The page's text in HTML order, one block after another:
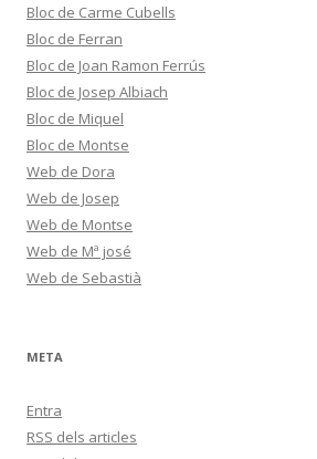
Bloc de Carme Cubells
Bloc de Ferran
Bloc de Joan Ramon Ferrús
Bloc de Josep Albiach
Bloc de Miquel
Bloc de Montse
Web de Dora
Web de Josep
Web de Montse
Web de Mª josé
Web de Sebastià
META
Entra
RSS dels articles